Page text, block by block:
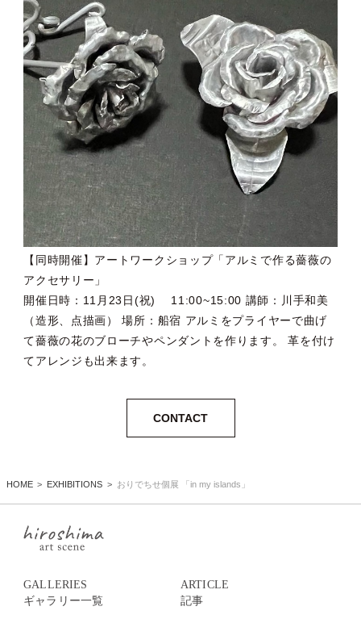
【同時開催】アートワークショップ「アルミで作る薔薇の
アクセサリー」
開催日時：11月23日(祝) 11:00~15:00 講師：川手和美
（造形、点描画） 場所：船宿 アルミをプライヤーで曲げ
て薔薇の花のブローチやペンダントを作ります。 革を付け
てアレンジも出来ます。
CONTACT
HOME EXHIBITIONS おりでちせ個展 「in my islands」
GALLERIES
ギャラリー一覧
ARTICLE
記事